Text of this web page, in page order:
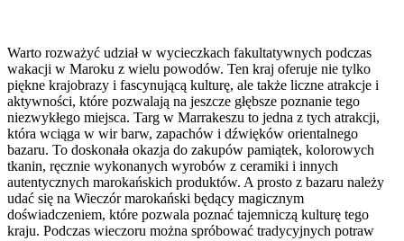
Warto rozważyć udział w wycieczkach fakultatywnych podczas
wakacji w Maroku z wielu powodów. Ten kraj oferuje nie tylko
piękne krajobrazy i fascynującą kulturę, ale także liczne atrakcje i
aktywności, które pozwalają na jeszcze głębsze poznanie tego
niezwykłego miejsca. Targ w Marrakeszu to jedna z tych atrakcji,
która wciąga w wir barw, zapachów i dźwięków orientalnego
bazaru. To doskonała okazja do zakupów pamiątek, kolorowych
tkanin, ręcznie wykonanych wyrobów z ceramiki i innych
autentycznych marokańskich produktów. A prosto z bazaru należy
udać się na Wieczór marokański będący magicznym
doświadczeniem, które pozwala poznać tajemniczą kulturę tego
kraju. Podczas wieczoru można spróbować tradycyjnych potraw